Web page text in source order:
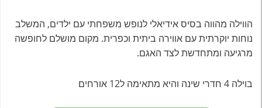
הווילה מהווה בסיס אידיאלי לנופש משפחתי עם ילדים, המשלב
נוחות יוקרתית עם אווירה ביתית וכפרית. מקום מושלם לחופשה
מרגיעה ומתחדשת לצד האגם.
בוילה 4 חדרי שינה והיא מתאימה ל12 אורחים